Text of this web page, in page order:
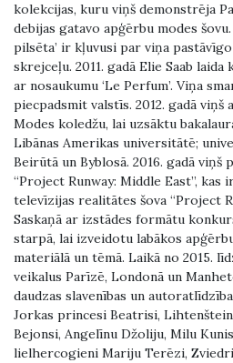
kolekcijas, kuru viņš demonstrēja
debijas gatavo apģērbu modes šovu.
pilsēta’ ir kļuvusi par viņa
skrejceļu. 2011. gadā Elie Saab
ar nosaukumu ‘Le Perfum’. Viņa
piecpadsmit valstīs. 2012. gadā viņš
Modes koledžu, lai uzsāktu
Libānas Amerikas universitātē;
Beirūtā un Byblosā. 2016. gadā viņš
“Project Runway: Middle East”, kas
televīzijas realitātes šova “Project
Saskaņā ar izstādes formātu
starpā, lai izveidotu labākos
materiālā un tēmā. Laikā no 2015.
veikalus Parīzē, Londonā un
daudzas slavenības un
Jorkas princesi Beatrisi,
Bejonsi, Angelīnu Džoliju, Milu
lielhercogieni Mariju Terēzi,